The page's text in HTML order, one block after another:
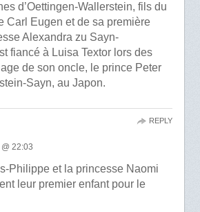
d’Oettingen-Wallerstein, fils du
Carl Eugen et de sa première
Alexandra zu Sayn-
fiancé à Luisa Textor lors des
de son oncle, le prince Peter
Sayn, au Japon.
22:03
Philippe et la princesse Naomi
leur premier enfant pour le
REPLY